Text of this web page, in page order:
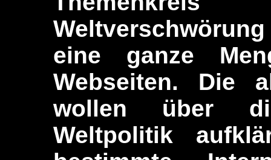
eine ganze
Webseiten. Die
wollen über
Weltpolitik